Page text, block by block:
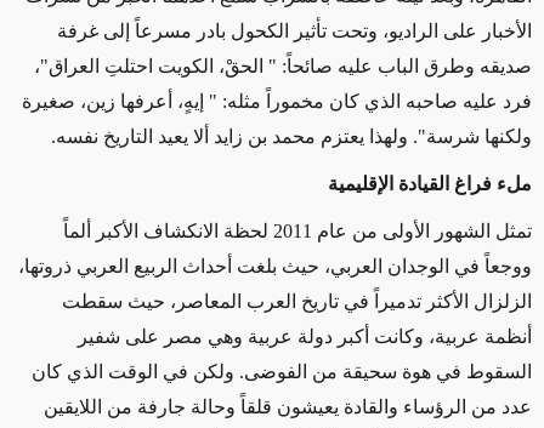
الأخبار على الراديو، وتحت تأثير الكحول بادر مسرعاً إلى غرفة
صديقه وطرق الباب عليه صائحاً: " الحقْ، الكويت احتلتِ العراق"،
فرد عليه صاحبه الذي كان مخموراً مثله: " إيهٍ، أعرفها زين، صغيرة
ولكنها شرسة". ولهذا يعتزم محمد بن زايد ألا يعيد التاريخ نفسه.
ملء فراغ القيادة الإقليمية
تمثل الشهور الأولى من عام 2011 لحظة الانكشاف الأكبر ألماً
ووجعاً في الوجدان العربي، حيث بلغت أحداث الربيع العربي ذروتها،
الزلزال الأكثر تدميراً في تاريخ العرب المعاصر، حيث سقطت
أنظمة عربية، وكانت أكبر دولة عربية وهي مصر على شفير
السقوط في هوة سحيقة من الفوضى. ولكن في الوقت الذي كان
عدد من الرؤساء والقادة يعيشون قلقاً وحالة جارفة من اللايقين